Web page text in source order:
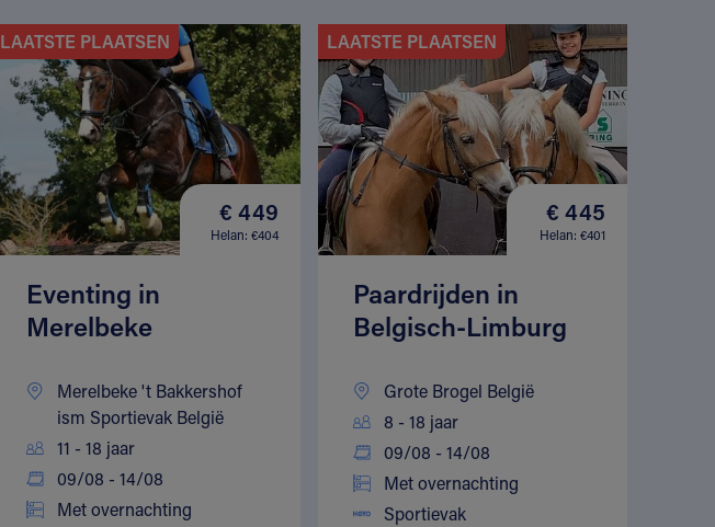
LAATSTE PLAATSEN
€ 449
Helan: €404
Eventing in
Merelbeke
Merelbeke 't Bakkershof
ism Sportievak België
11 - 18 jaar
09/08 - 14/08
Met overnachting
LAATSTE PLAATSEN
€ 445
Helan: €401
Paardrijden in
Belgisch-Limburg
Grote Brogel België
8 - 18 jaar
09/08 - 14/08
Met overnachting
Sportievak